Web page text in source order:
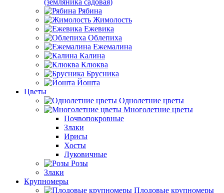
(земляника садовая)
Рябина
Жимолость
Ежевика
Облепиха
Ежемалина
Калина
Клюква
Брусника
Йошта
Цветы
Однолетние цветы
Многолетние цветы
Почвопокровные
Злаки
Ирисы
Хосты
Луковичные
Розы
Злаки
Крупномеры
Плодовые крупномеры